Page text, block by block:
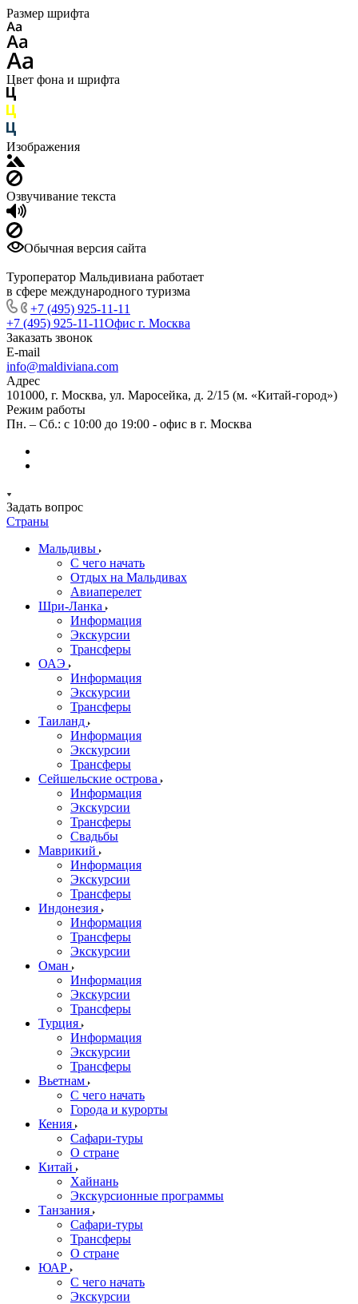
Размер шрифта
Цвет фона и шрифта
Изображения
Озвучивание текста
Обычная версия сайта
Туроператор Мальдивиана работает
в сфере международного туризма
+7 (495) 925-11-11
+7 (495) 925-11-11Офис г. Москва
Заказать звонок
E-mail
info@maldiviana.com
Адрес
101000, г. Москва, ул. Маросейка, д. 2/15 (м. «Китай-город»)
Режим работы
Пн. – Сб.: с 10:00 до 19:00 - офис в г. Москва
Задать вопрос
Страны
Мальдивы
С чего начать
Отдых на Мальдивах
Авиаперелет
Шри-Ланка
Информация
Экскурсии
Трансферы
ОАЭ
Информация
Экскурсии
Трансферы
Таиланд
Информация
Экскурсии
Трансферы
Сейшельские острова
Информация
Экскурсии
Трансферы
Свадьбы
Маврикий
Информация
Экскурсии
Трансферы
Индонезия
Информация
Трансферы
Экскурсии
Оман
Информация
Экскурсии
Трансферы
Турция
Информация
Экскурсии
Трансферы
Вьетнам
С чего начать
Города и курорты
Кения
Сафари-туры
О стране
Китай
Хайнань
Экскурсионные программы
Танзания
Сафари-туры
Трансферы
О стране
ЮАР
С чего начать
Экскурсии